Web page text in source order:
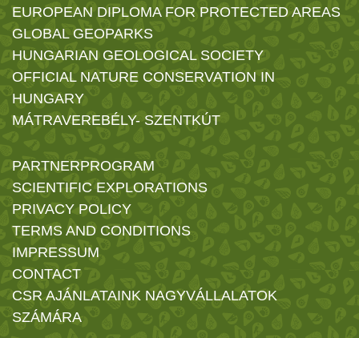
EUROPEAN DIPLOMA FOR PROTECTED AREAS
GLOBAL GEOPARKS
HUNGARIAN GEOLOGICAL SOCIETY
OFFICIAL NATURE CONSERVATION IN
HUNGARY
MÁTRAVEREBÉLY- SZENTKÚT
PARTNERPROGRAM
SCIENTIFIC EXPLORATIONS
PRIVACY POLICY
TERMS AND CONDITIONS
IMPRESSUM
CONTACT
CSR AJÁNLATAINK NAGYVÁLLALATOK
SZÁMÁRA